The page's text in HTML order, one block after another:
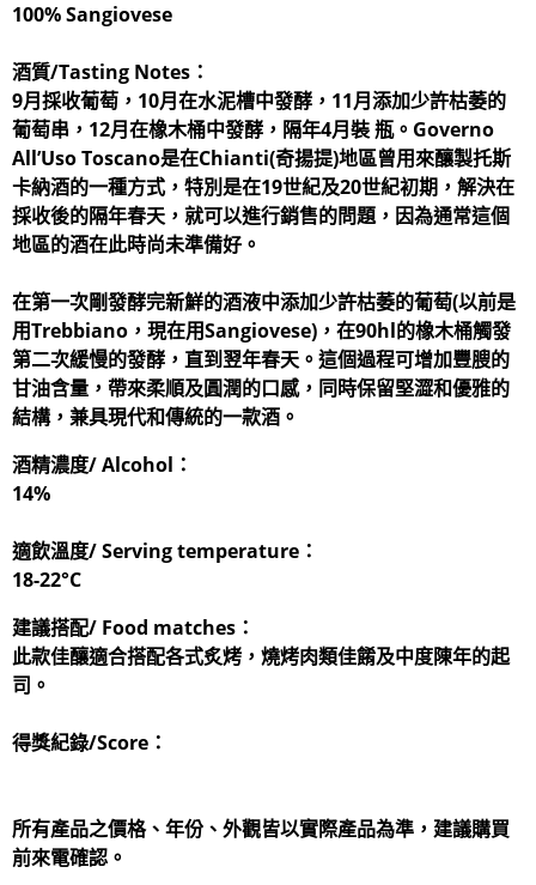
100% Sangiovese
酒質/Tasting Notes：
9月採收葡萄，10月在水泥槽中發酵，11月添加少許枯萎的
葡萄串，12月在橡木桶中發酵，隔年4月裝 瓶。Governo
All’Uso Toscano是在Chianti(奇揚提)地區曾用來釀製托斯
卡納酒的一種方式，特別是在19世紀及20世紀初期，解決在
採收後的隔年春天，就可以進行銷售的問題，因為通常這個
地區的酒在此時尚未準備好。
在第一次剛發酵完新鮮的酒液中添加少許枯萎的葡萄(以前是
用Trebbiano，現在用Sangiovese)，在90hl的橡木桶觸發
第二次緩慢的發酵，直到翌年春天。這個過程可增加豐膄的
甘油含量，帶來柔順及圓潤的口感，同時保留堅澀和優雅的
結構，兼具現代和傳統的一款酒。
酒精濃度/ Alcohol：
14%
適飲溫度/ Serving temperature：
18-22°C
建議搭配/ Food matches：
此款佳釀適合搭配各式炙烤，燒烤肉類佳餚及中度陳年的起
司。
得獎紀錄/Score：
所有產品之價格、年份、外觀皆以實際產品為準，建議購買
前來電確認。